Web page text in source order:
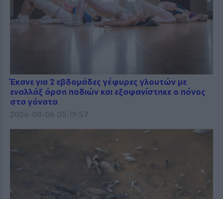
Έκανε για 2 εβδομάδες γέφυρες γλουτών με
εναλλάξ άρση ποδιών και εξαφανίστηκε ο πόνος
στα γόνατα
2026-08-06 05:19:57